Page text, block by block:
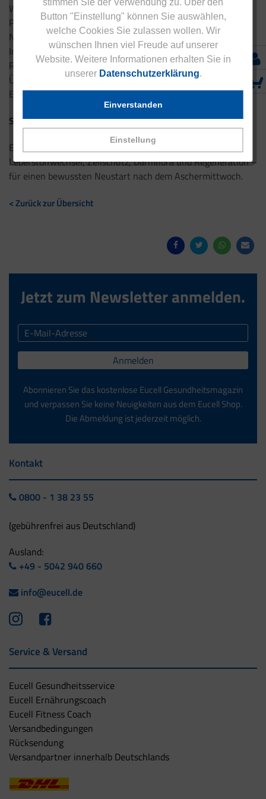
stimmen Sie der Verwendung zu. Über den
Button "Einstellung" können Sie auswählen,
welche Cookies Sie zulassen wollen. Wir
wünschen Ihnen viel Freude auf unserer
Website. Weitere Informationen erhalten Sie in
unserer Datenschutzerklärung.
Einstellung
Einverstanden
Wendepunkt. Er entspricht grundlegenden physiologischen
Prinzipien von Entlastung, Anpassung und Regeneration.
Nach intensiven Tagen profitieren Leber, Darm, Zellen,
Immunsystem sowie Herz und Gehirn von bewusster
Reduktion und gezielter Nährstoffversorgung. Wer diesen
Übergang achtsam gestaltet, schafft die Basis für neue
Energie, Stabilität und Wohlbefinden.
Sie möchten mehr erfahren?
Entdecken Sie
Eucell Heparzur Unterstützung von
Leberstoffwechsel, Zellschutz, Darmflora und Regeneration –
für einen bewussten Neustart nach dem Aschermittwoch.
< Zurück zur Übersicht
Jetzt zum Newsletter anmelden.
Anmelden
Abonnieren Sie das kostenlose Eucell Gesundheitsmagazin
und verpassen Sie keine Neuigkeiten aus dem Eucell Shop.
Die Abmeldung ist jederzeit möglich.
Kontakt
0800 - 1 38 23 55
(gebührenfrei aus Deutschland)
Ausland:
+49 - 5042 940 660
info@eucell.de
Service & Versand
Eucell Gesundheitsservice
Eucell Ernährungscoach
Eucell Fitness Coach
Versandbedingungen
Rücksendung
Versandpartner innerhalb Deutschlands